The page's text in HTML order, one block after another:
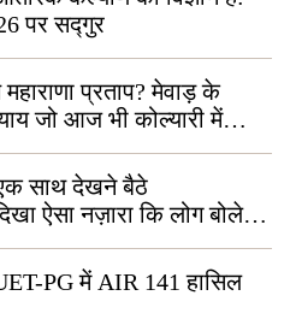
पर सद्गुर
प्रताप? मेवाड़ के
जो आज भी कोल्यारी में
साथ देखने बैठे
ऐसा नज़ारा कि लोग बोले,
हैं”
PG में AIR 141 हासिल